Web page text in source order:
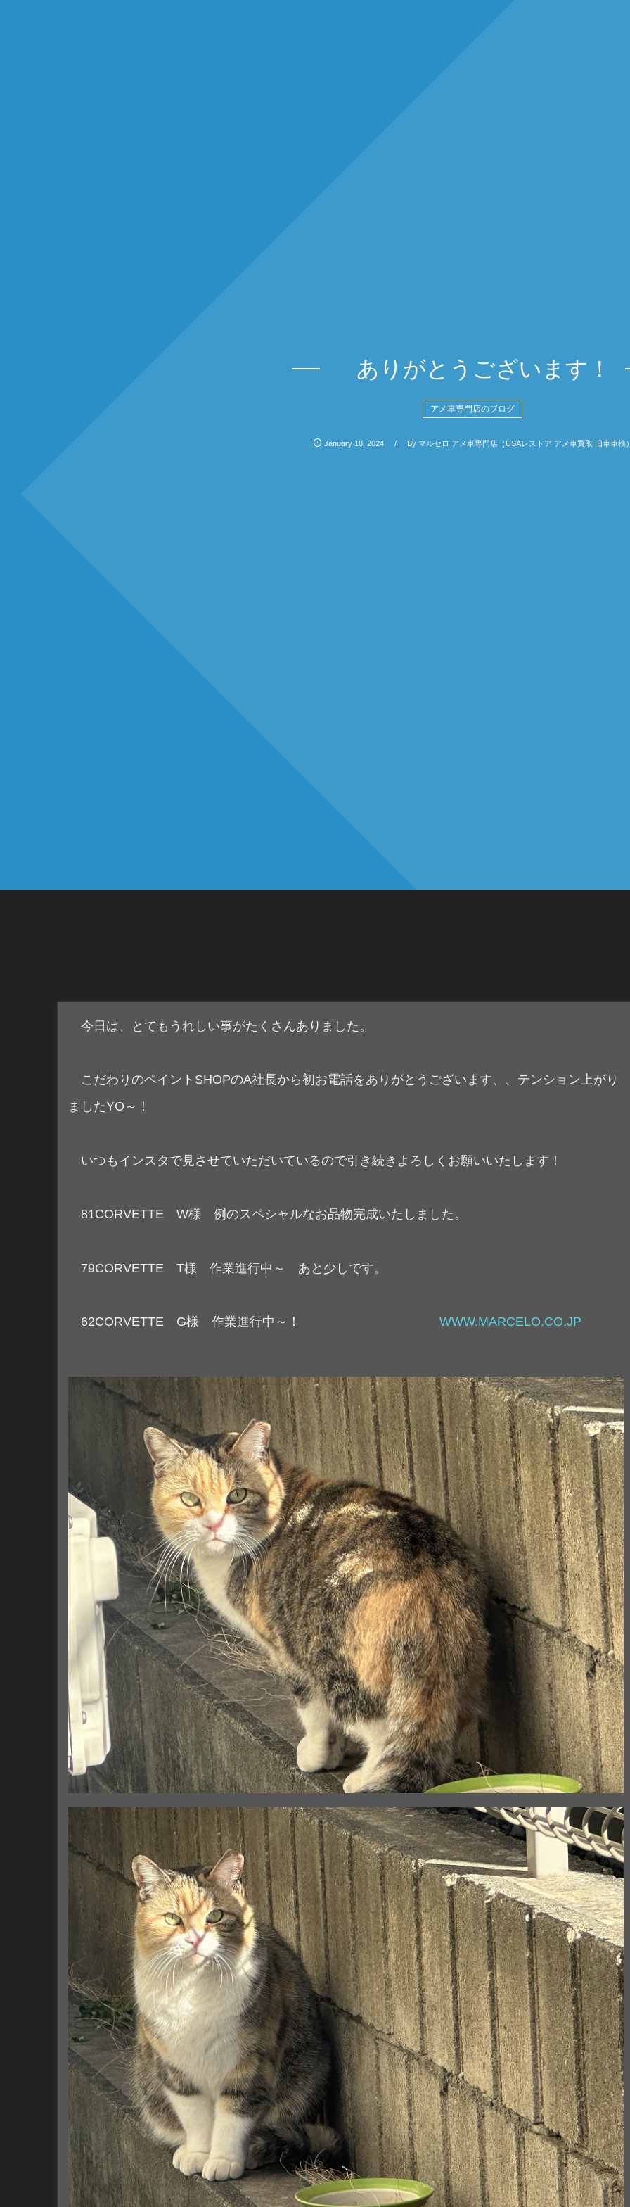
ありがとうございます！
アメ車専門店のブログ
January 18 ,2024 By マルセロ アメ車専門店（USAレストア アメ車買取 旧車車検
今日は、とてもうれしい事がたくさんありました。
こだわりのペイントSHOPのA社長から初お電話をありがとうございます、、テンション上がり
ましたYO～！
いつもインスタで見させていただいているので引き続きよろしくお願いいたします！
81CORVETTE W様 例のスペシャルなお品物完成いたしました。
79CORVETTE T様 作業進行中～ あと少しです。
62CORVETTE G様 作業進行中～！ WWW.MARCELO.CO.JP